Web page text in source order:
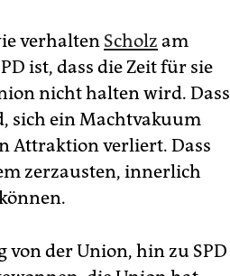
verhalten Scholz am
ist, dass die Zeit für sie
nicht halten wird. Dass
sich ein Machtvakuum
Attraktion verliert. Dass
zerzausten, innerlich
von der Union, hin zu SPD